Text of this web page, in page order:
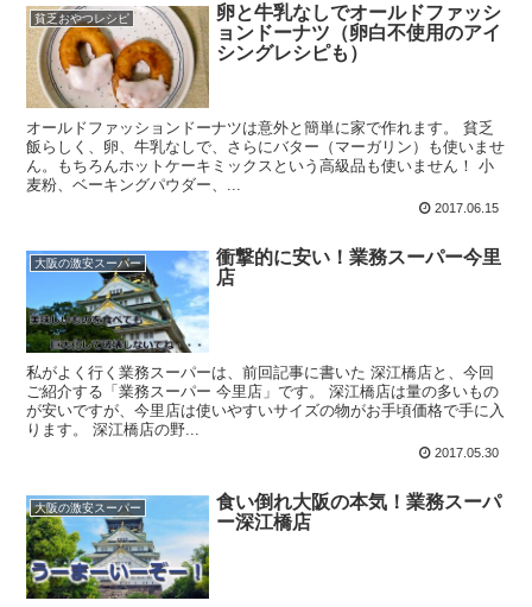
貧乏おやつレシピ
卵と牛乳なしでオールドファッシ
ョンドーナツ（卵白不使用のアイ
シングレシピも）
オールドファッションドーナツは意外と簡単に家で作れます。 貧乏
飯らしく、卵、牛乳なしで、さらにバター（マーガリン）も使いませ
ん。もちろんホットケーキミックスという高級品も使いません！ 小
麦粉、ベーキングパウダー、...
2017.06.15
大阪の激安スーパー
衝撃的に安い！業務スーパー今里
店
私がよく行く業務スーパーは、前回記事に書いた 深江橋店と、今回
ご紹介する「業務スーパー 今里店」です。 深江橋店は量の多いもの
が安いですが、今里店は使いやすいサイズの物がお手頃価格で手に入
ります。 深江橋店の野...
2017.05.30
大阪の激安スーパー
食い倒れ大阪の本気！業務スーパ
ー深江橋店